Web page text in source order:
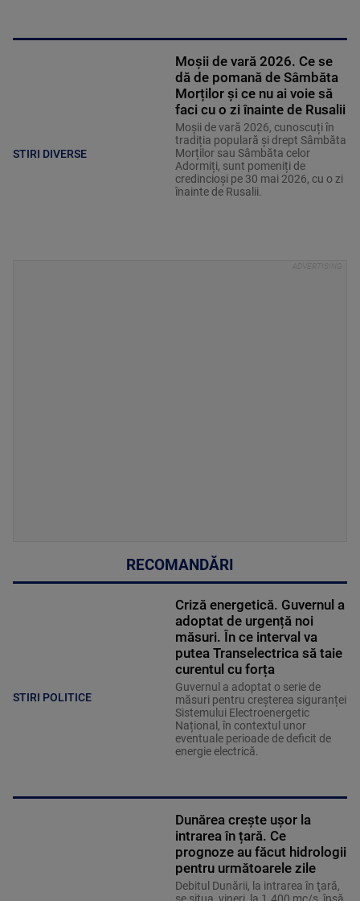
STIRI DIVERSE
Moșii de vară 2026. Ce se
dă de pomană de Sâmbăta
Morților și ce nu ai voie să
faci cu o zi înainte de Rusalii
Moșii de vară 2026, cunoscuți în
tradiția populară și drept Sâmbăta
Morților sau Sâmbăta celor
Adormiți, sunt pomeniți de
credincioși pe 30 mai 2026, cu o zi
înainte de Rusalii.
RECOMANDĂRI
STIRI POLITICE
Criză energetică. Guvernul a
adoptat de urgență noi
măsuri. În ce interval va
putea Transelectrica să taie
curentul cu forța
Guvernul a adoptat o serie de
măsuri pentru creșterea siguranței
Sistemului Electroenergetic
Național, în contextul unor
eventuale perioade de deficit de
energie electrică.
Dunărea crește ușor la
intrarea în țară. Ce
prognoze au făcut hidrologii
pentru următoarele zile
Debitul Dunării, la intrarea în ţară,
se situa, vineri, la 1.400 mc/s, însă